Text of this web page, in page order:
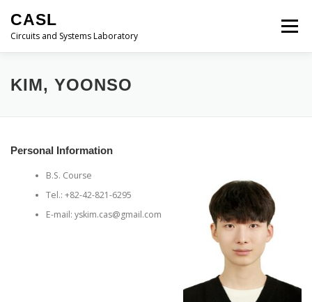
CASL
Circuits and Systems Laboratory
메뉴
HOME PROFESSOR
KIM, YOONSO
Personal Information
B.S. Course
Tel.: +82-42-821-6295
E-mail: yskim.cas@gmail.com